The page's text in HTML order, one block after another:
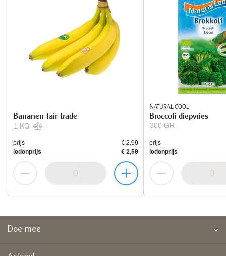
1 KG
Bananen fair trade
prijs
€ 2,99
ledenprijs
€ 2,59
NATURAL COOL
300 GR
Broccoli diepvries
prijs
ledenprijs
Doe mee